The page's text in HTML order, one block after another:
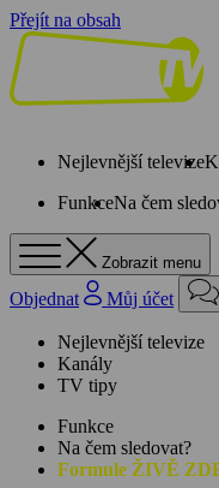
Přejít na obsah
Nejlevnější televize
FunkceNa čem
Zobrazit menu
Objednat Můj účet
Nejlevnější televize
Kanály
TV tipy
Funkce
Na čem sledovat?
Formule ŽIVĚ